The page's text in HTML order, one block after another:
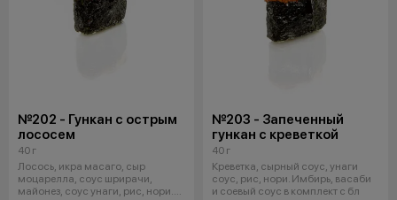
№202 - Гункан с острым
лососем
40 г
Лосось, икра масаго, сыр
моцарелла, соус шрирачи,
майонез, соус унаги, рис, нори.
№203 - Запеченный
гункан с креветкой
40 г
Креветка, сырный соус, унаги
соус, рис, нори. Имбирь, васаби
и соевый соус в комплект с бл